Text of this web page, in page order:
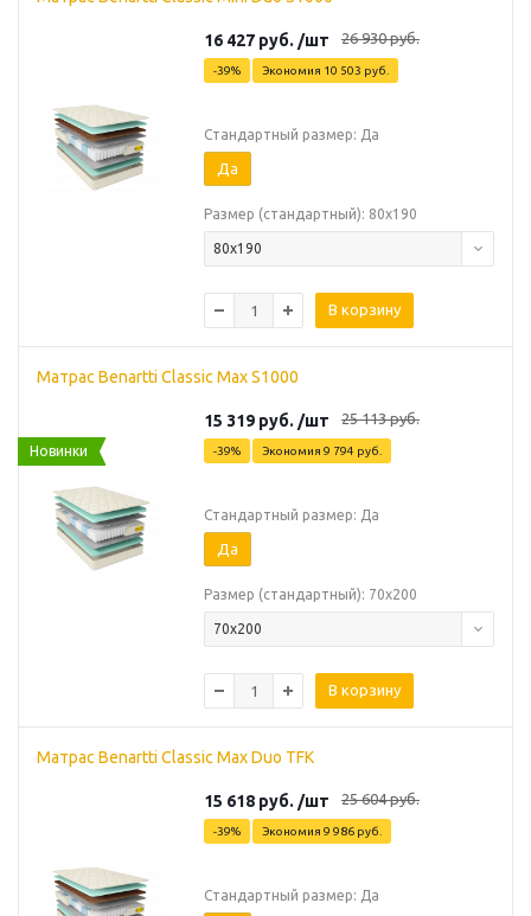
16 427 руб. /шт 26 930руб.
-39% Экономия 10 503 руб.
Стандартный размер: Да
Да
Размер (стандартный): 80х190
80х190
В корзину
Матрас Benartti Classic Max S1000
Новинки
15 319 руб. /шт 25 113руб.
-39% Экономия 9 794 руб.
Стандартный размер: Да
Да
Размер (стандартный): 70х200
70х200
В корзину
Матрас Benartti Classic Max Duo TFK
15 618 руб. /шт 25 604руб.
-39% Экономия 9 986 руб.
Стандартный размер: Да